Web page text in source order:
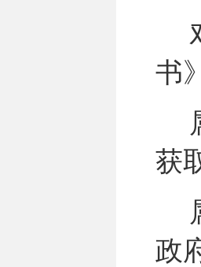
书
获
政